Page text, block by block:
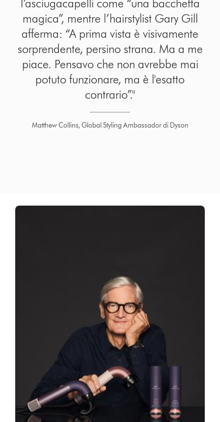
l’asciugacapelli come “una bacchetta
magica”, mentre l’hairstylist Gary Gill
afferma: “A prima vista è visivamente
sorprendente, persino strana. Ma a me
piace. Pensavo che non avrebbe mai
potuto funzionare, ma è l'esatto
contrario”."
Matthew Collins, Global Styling Ambassador di Dyson